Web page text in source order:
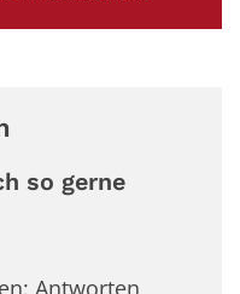
so gerne